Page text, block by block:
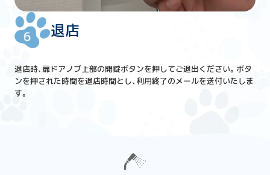
退店
退店時、扉ドアノブ上部の開錠ボタンを押してご退出ください。ボタ
ンを押された時間を退店時間とし、利用終了のメールを送付いたしま
す。